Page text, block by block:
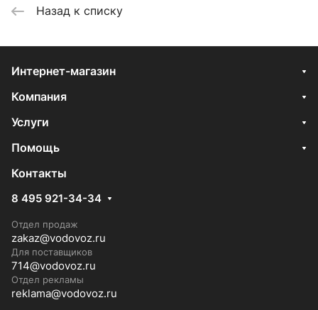
Назад к списку
Интернет-магазин
Компания
Услуги
Помощь
Контакты
8 495 921-34-34
Отдел продаж
zakaz@vodovoz.ru
Для поставщиков
714@vodovoz.ru
Отдел рекламы
reklama@vodovoz.ru